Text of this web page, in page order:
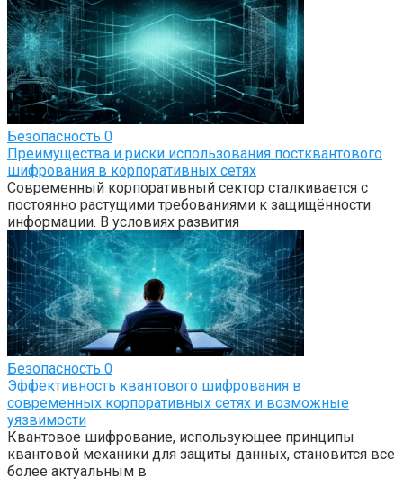
Безопасность 0
Преимущества и риски использования постквантового
шифрования в корпоративных сетях
Современный корпоративный сектор сталкивается с
постоянно растущими требованиями к защищённости
информации. В условиях развития
Безопасность 0
Эффективность квантового шифрования в
современных корпоративных сетях и возможные
уязвимости
Квантовое шифрование, использующее принципы
квантовой механики для защиты данных, становится все
более актуальным в